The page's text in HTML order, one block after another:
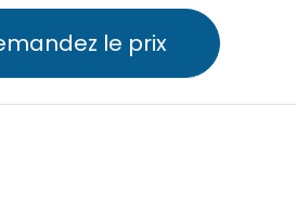
le prix